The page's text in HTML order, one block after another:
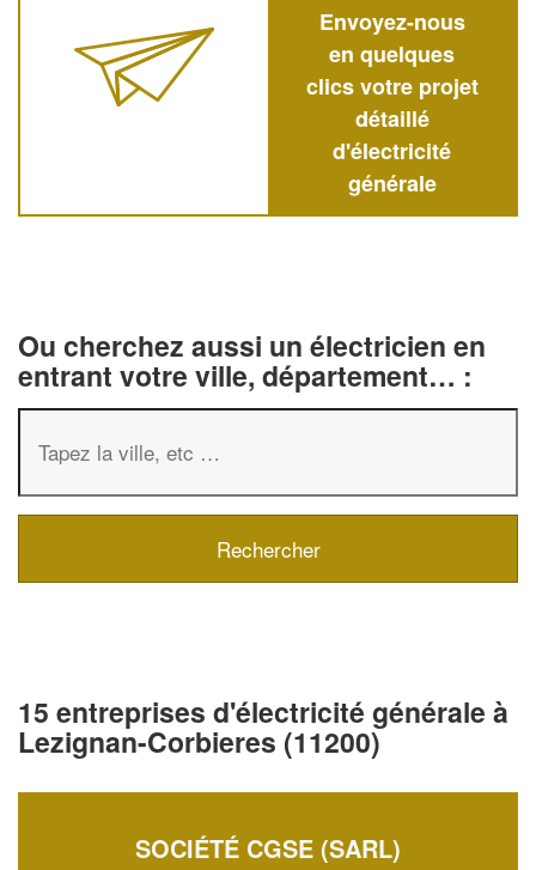
Envoyez-nous
en quelques
clics votre projet
détaillé
d'électricité
générale
Ou cherchez aussi un électricien en
entrant votre ville, département… :
15 entreprises d'électricité générale à
Lezignan-Corbieres (11200)
SOCIÉTÉ CGSE (SARL)